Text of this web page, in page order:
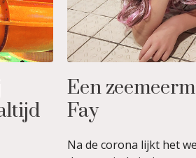
Een
Fay
Na de corona lijkt het